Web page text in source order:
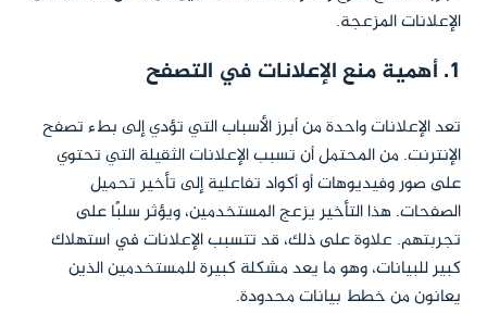
الإعلانات المزعجة.
1. أهمية منع الإعلانات في التصفح
تعد الإعلانات واحدة من أبرز الأسباب التي تؤدي إلى بطء تصفح
الإنترنت. من المحتمل أن تسبب الإعلانات الثقيلة التي تحتوي
على صور وفيديوهات أو أكواد تفاعلية إلى تأخير تحميل
الصفحات. هذا التأخير يزعج المستخدمين، ويؤثر سلبًا على
تجربتهم. علاوة على ذلك، قد تتسبب الإعلانات في استهلاك
كبير للبيانات، وهو ما يعد مشكلة كبيرة للمستخدمين الذين
يعانون من خطط بيانات محدودة.